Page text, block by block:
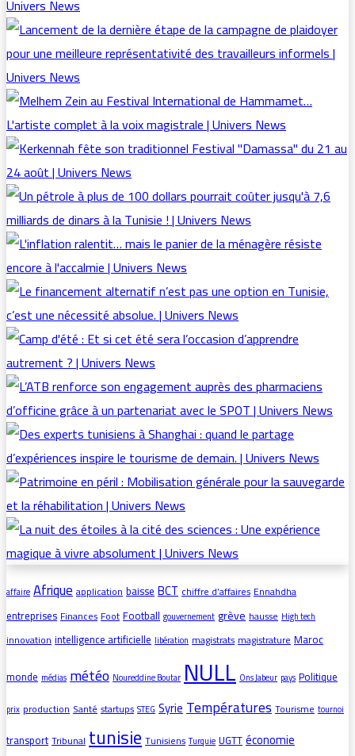
affaire AfriqueapplicationbaisseBCTchiffre d’affairesEnnahdha
entreprisesFinancesFootFootball gouvernement grèvehausse High tech
innovationintelligence artificielle libération magistratsmagistratureMaroc
monde médias météo Noureddine Boutar NULL Ons Jabeur pays Politique
prix productionSantéstartups STEG SyrieTempératuresTourisme tournoi
transportTribunaltunisieTunisiens Turquie UGTTéconomie